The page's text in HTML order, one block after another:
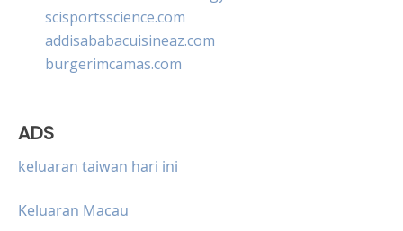
scisportsscience.com
addisababacuisineaz.com
burgerimcamas.com
ADS
keluaran taiwan hari ini
Keluaran Macau